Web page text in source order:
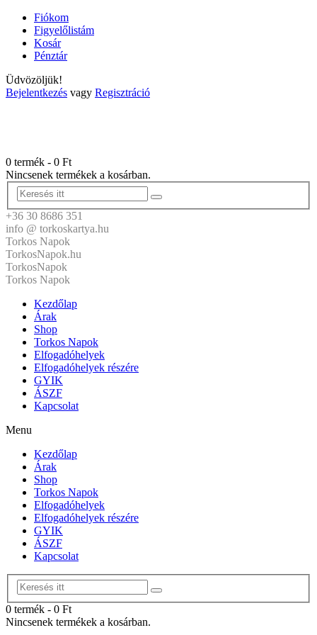
Fiókom
Figyelőlistám
Kosár
Pénztár
Üdvözöljük!
Bejelentkezés vagy Regisztráció
0 termék - 0 Ft
Nincsenek termékek a kosárban.
+36 30 8686 351
info @ torkoskartya.hu
Torkos Napok
TorkosNapok.hu
TorkosNapok
Torkos Napok
Kezdőlap
Árak
Shop
Torkos Napok
Elfogadóhelyek
Elfogadóhelyek részére
GYIK
ÁSZF
Kapcsolat
Menu
Kezdőlap
Árak
Shop
Torkos Napok
Elfogadóhelyek
Elfogadóhelyek részére
GYIK
ÁSZF
Kapcsolat
0 termék - 0 Ft
Nincsenek termékek a kosárban.